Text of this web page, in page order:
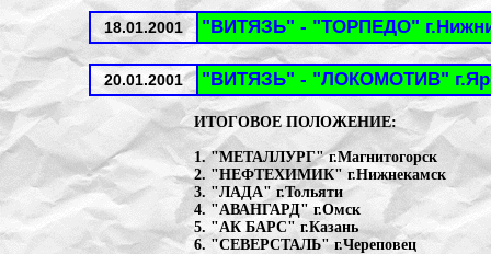
18.01.2001 "ВИТЯЗЬ" - "ТОРПЕДО"
20.01.2001 "ВИТЯЗЬ" - "ЛОКОМОТИВ"
ИТОГОВОЕ ПОЛОЖЕНИЕ:
1. "МЕТАЛЛУРГ" г.Магнитогорск
2. "НЕФТЕХИМИК" г.Нижнекамск
3. "ЛАДА" г.Тольяти
4. "АВАНГАРД" г.Омск
5. "АК БАРС" г.Казань
6. "СЕВЕРСТАЛЬ" г.Череповец